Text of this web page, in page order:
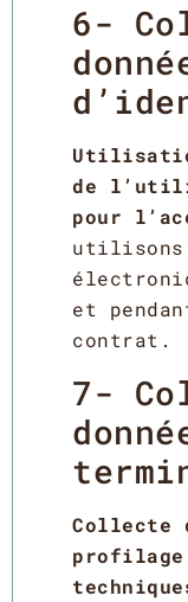
6-
de
pour
et
contrat.
7-
Collecte
profilage